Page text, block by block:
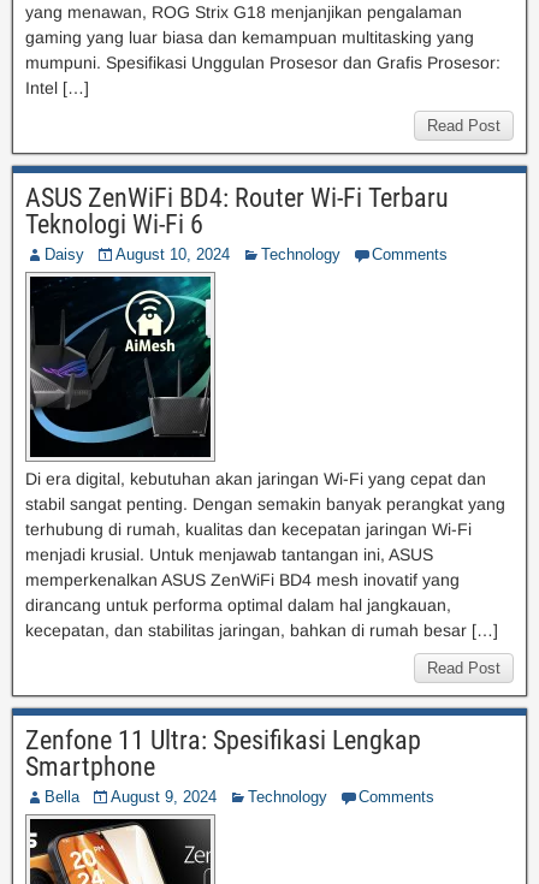
yang menawan, ROG Strix G18 menjanjikan pengalaman
gaming yang luar biasa dan kemampuan multitasking yang
mumpuni. Spesifikasi Unggulan Prosesor dan Grafis Prosesor:
Intel […]
Read Post
ASUS ZenWiFi BD4: Router Wi-Fi Terbaru
Teknologi Wi-Fi 6
Daisy August 10, 2024 Technology Comments
Di era digital, kebutuhan akan jaringan Wi-Fi yang cepat dan
stabil sangat penting. Dengan semakin banyak perangkat yang
terhubung di rumah, kualitas dan kecepatan jaringan Wi-Fi
menjadi krusial. Untuk menjawab tantangan ini, ASUS
memperkenalkan ASUS ZenWiFi BD4 mesh inovatif yang
dirancang untuk performa optimal dalam hal jangkauan,
kecepatan, dan stabilitas jaringan, bahkan di rumah besar […]
Read Post
Zenfone 11 Ultra: Spesifikasi Lengkap
Smartphone
Bella August 9, 2024 Technology Comments